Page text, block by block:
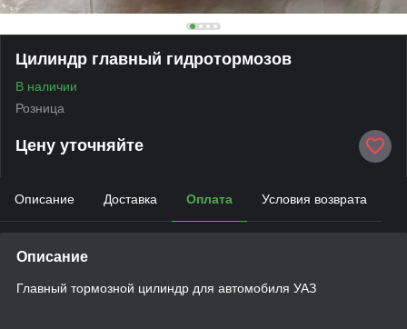
Цилиндр главный гидротормозов
В наличии
Розница
Цену уточняйте
Описание Доставка Оплата Условия возврата
Описание
Главный тормозной цилиндр для автомобиля УАЗ